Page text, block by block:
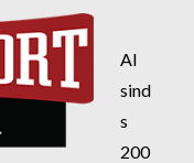
Al
sind
s
200